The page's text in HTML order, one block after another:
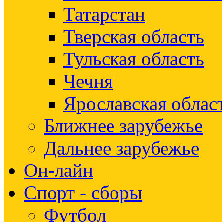
Татарстан
Тверская область
Тульская область
Чечня
Ярославская
Ближнее зарубежье
Дальнее зарубежье
Он-лайн
Спорт - сборы
Футбол